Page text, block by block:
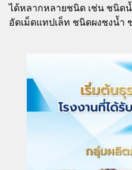
ได้หลากหลายชนิด เช่น ชนิ
อัดเม็ดแทปเล็ท ชนิดผงชงน้ำ